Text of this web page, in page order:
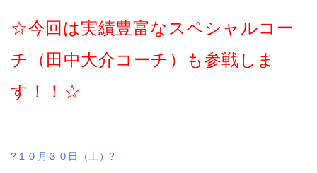
☆今回は実績豊富なスペシャルコー
チ（田中大介コーチ）も参戦しま
す！！☆
?１０ 月３０日（土）?